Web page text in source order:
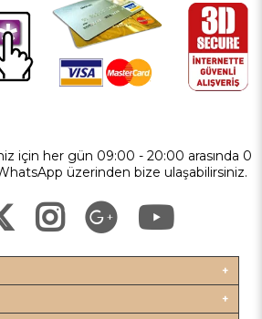
için her gün 09:00 - 20:00 arasında 0
üzerinden bize ulaşabilirsiniz.